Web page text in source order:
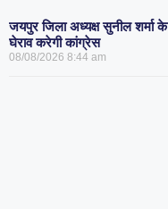
जयपुर जिला अध्यक्ष सुनील शर्मा
घेराव करेगी कांग्रेस
08/08/2026 8:44 am